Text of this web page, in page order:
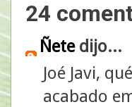
24
Ñetedijo...
Joé Javi,
acabado